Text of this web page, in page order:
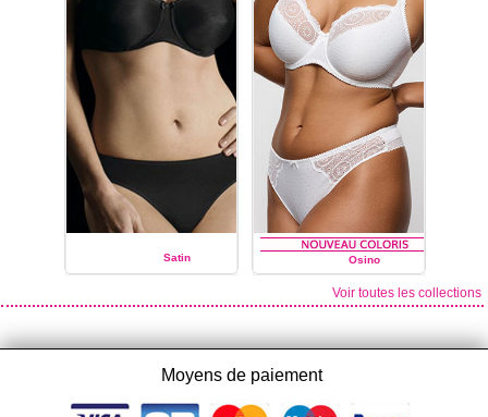
Satin Osino
PRIMA DONNA
Voir toutes les collections
Moyens de paiement